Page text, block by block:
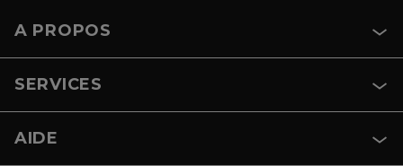
A PROPOS
SERVICES
AIDE